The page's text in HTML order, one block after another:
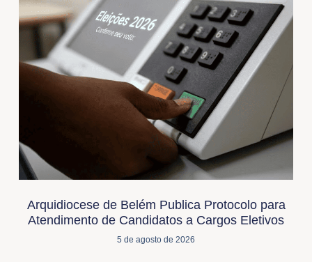
Arquidiocese de Belém Publica Protocolo para
Atendimento de Candidatos a Cargos Eletivos
5 de agosto de 2026